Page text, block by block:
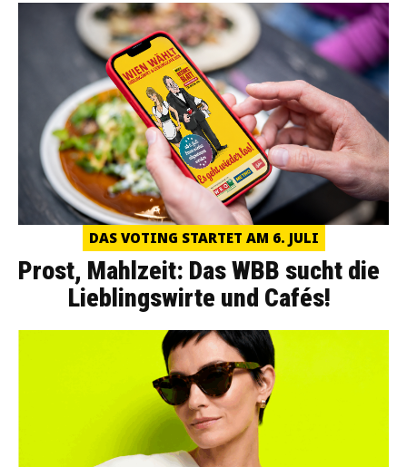
DAS VOTING STARTET AM 6. JULI
Prost, Mahlzeit: Das WBB sucht die
Lieblingswirte und Cafés!